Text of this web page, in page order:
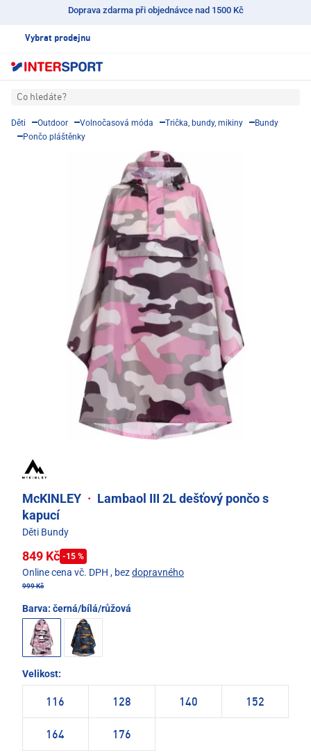
Doprava zdarma při objednávce nad 1500 Kč
Vybrat prodejnu
Co hledáte?
Děti Outdoor Volnočasová móda Trička, bundy, mikiny
Bundy
Pončo pláštěnky
McKINLEY · Lambaol III 2L dešťový pončo s
kapucí
Děti Bundy
849 Kč -15 %
Online cena vč. DPH , bezdopravného
999 Kč
Barva: černá/bílá/růžová
Velikost:
116 128 140 152
164 176